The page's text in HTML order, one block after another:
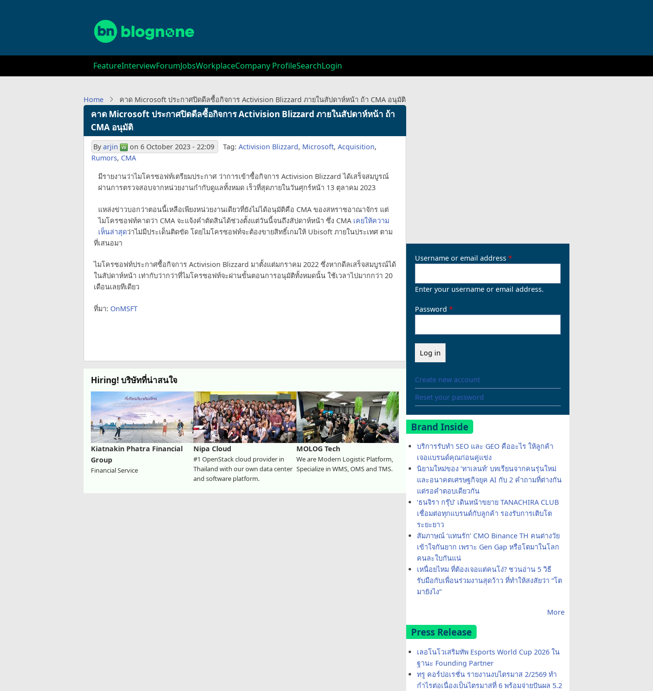
Main
navigation
FeatureInterviewForumJobsWorkplaceCompany ProfileSearchLogin
Home คาด Microsoft ประกาศปิดดีลซื้อกิจการ Activision Blizzard ภายในสัปดาห์หน้า ถ้า CMA อนุมัติ
คาด Microsoft ประกาศปิดดีลซื้อกิจการ Activision Blizzard ภายในสัปดาห์หน้า ถ้า
CMA อนุมัติ
Byarjin on 6 October 2023 - 22:09 Tag: Activision Blizzard, Microsoft, Acquisition,
Rumors, CMA
มีรายงานว่าไมโครซอฟท์เตรียมประกาศ ว่าการเข้าซื้อกิจการ Activision Blizzard ได้เสร็จสมบูรณ์
ผ่านการตรวจสอบจากหน่วยงานกำกับดูแลทั้งหมด เร็วที่สุดภายในวันศุกร์หน้า 13 ตุลาคม 2023
แหล่งข่าวบอกว่าตอนนี้เหลือเพียงหน่วยงานเดียวที่ยังไม่ได้อนุมัติคือ CMA ของสหราชอาณาจักร แต่
ไมโครซอฟท์คาดว่า CMA จะแจ้งคำตัดสินได้ช่วงตั้งแต่วันนี้จนถึงสัปดาห์หน้า ซึ่ง CMA เคยให้ความ
เห็นล่าสุดว่าไม่มีประเด็นติดขัด โดยไมโครซอฟท์จะต้องขายสิทธิ์เกมให้ Ubisoft ภายในประเทศ ตาม
ที่เสนอมา
ไมโครซอฟท์ประกาศซื้อกิจการ Activision Blizzard มาตั้งแต่มกราคม 2022 ซึ่งหากดีลเสร็จสมบูรณ์ได้
ในสัปดาห์หน้า เท่ากับว่ากว่าที่ไมโครซอฟท์จะผ่านขั้นตอนการอนุมัติทั้งหมดนั้น ใช้เวลาไปมากกว่า 20
เดือนเลยทีเดียว
ที่มา: OnMSFT
Hiring! บริษัทที่น่าสนใจ
Kiatnakin Phatra Financial
Group
Financial Service
Nipa Cloud
#1 OpenStack cloud provider in
Thailand with our own data center
and software platform.
MOLOG Tech
We are Modern Logistic Platform,
Specialize in WMS, OMS and TMS.
Username or email address
Enter your username or email address.
Password
Create new account
Reset your password
Brand Inside
บริการรับทำ SEO และ GEO คืออะไร ให้ลูกค้า
เจอแบรนด์คุณก่อนคู่แข่ง
นิยามใหม่ของ ‘ทาเลนท์’ บทเรียนจากคนรุ่นใหม่
และอนาคตเศรษฐกิจยุค AI กับ 2 คำถามที่ต่างกัน
แต่รอคำตอบเดียวกัน
‘ธนจิรา กรุ๊ป’ เดินหน้าขยาย TANACHIRA CLUB
เชื่อมต่อทุกแบรนด์กับลูกค้า รองรับการเติบโต
ระยะยาว
สัมภาษณ์ ‘แทนรัก’ CMO Binance TH คนต่างวัย
เข้าใจกันยาก เพราะ Gen Gap หรือโตมาในโลก
คนละใบกันแน่
เหนื่อยไหม ที่ต้องเจอแต่คนโง่? ชวนอ่าน 5 วิธี
รับมือกับเพื่อนร่วมงานสุดว้าว ที่ทำให้สงสัยว่า “โต
มายังไง”
More
Press Release
เลอโนโวเสริมทัพ Esports World Cup 2026 ใน
ฐานะ Founding Partner
ทรู คอร์ปอเรชั่น รายงานงบไตรมาส 2/2569 ทำ
กำไรต่อเนื่องเป็นไตรมาสที่ 6 พร้อมจ่ายปันผล 5.2